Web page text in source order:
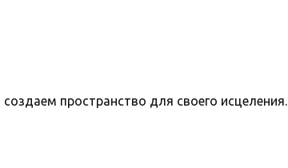
пространство для своего исцеления.